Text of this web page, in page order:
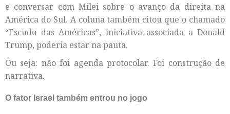
e conversar com Milei sobre o avanço da direita na
América do Sul. A coluna também citou que o chamado
“Escudo das Américas”, iniciativa associada a Donald
Trump, poderia estar na pauta.
Ou seja: não foi agenda protocolar. Foi construção de
narrativa.
O fator Israel também entrou no jogo